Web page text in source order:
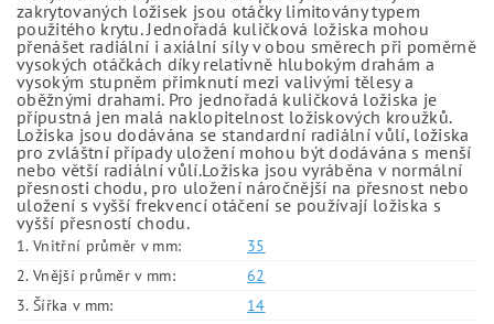
zakrytovaných ložisek jsou otáčky limitovány typem
použitého krytu. Jednořadá kuličková ložiska mohou
přenášet radiální i axiální síly v obou směrech při poměrně
vysokých otáčkách díky relativně hlubokým drahám a
vysokým stupněm přimknutí mezi valivými tělesy a
oběžnými drahami. Pro jednořadá kuličková ložiska je
přípustná jen malá naklopitelnost ložiskových kroužků.
Ložiska jsou dodávána se standardní radiální vůlí, ložiska
pro zvláštní případy uložení mohou být dodávána s menší
nebo větší radiální vůlí.Ložiska jsou vyráběna v normální
přesnosti chodu, pro uložení náročnější na přesnost nebo
uložení s vyšší frekvencí otáčení se používají ložiska s
vyšší přesností chodu.
1. Vnitřní průměr v mm:
35
2. Vnější průměr v mm:
62
3. Šířka v mm:
14